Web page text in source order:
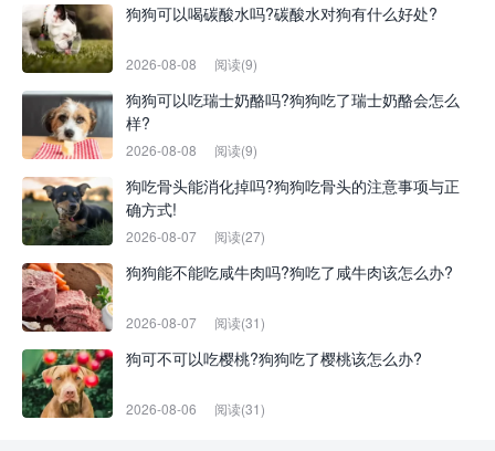
狗狗可以喝碳酸水吗?碳酸水对狗有什么好处?
2026-08-08 阅读(9)
狗狗可以吃瑞士奶酪吗?狗狗吃了瑞士奶酪会怎么
样?
2026-08-08 阅读(9)
狗吃骨头能消化掉吗?狗狗吃骨头的注意事项与正
确方式!
2026-08-07 阅读(27)
狗狗能不能吃咸牛肉吗?狗吃了咸牛肉该怎么办?
2026-08-07 阅读(31)
狗可不可以吃樱桃?狗狗吃了樱桃该怎么办?
2026-08-06 阅读(31)